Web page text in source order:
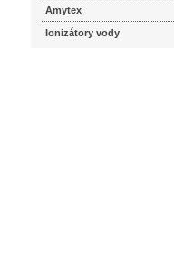
Amytex
Ionizátory vody